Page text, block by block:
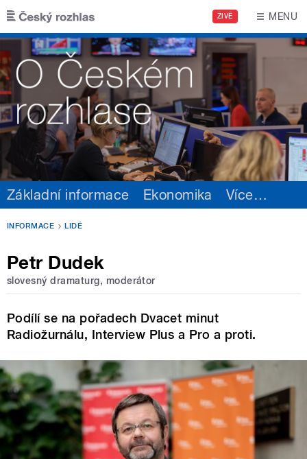
Přejít k hlavnímu obsahu
ŽIVĚ MENU
Základní informace Ekonomika Více…
INFORMACE LIDÉ
Petr Dudek
slovesný dramaturg, moderátor
Podílí se na pořadech Dvacet minut
Radiožurnálu, Interview Plus a Pro a proti.